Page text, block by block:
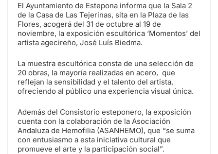
El Ayuntamiento de Estepona informa que la Sala 2
de la Casa de Las Tejerinas, sita en la Plaza de las
Flores, acogerá del 31 de octubre al 19 de
noviembre, la exposición escultórica ‘Momentos’ del
artista agecireño, José Luís Biedma.
La muestra escultórica consta de una selección de
20 obras, la mayoría realizadas en acero, que
reflejan la sensibilidad y el talento del artista,
ofreciendo al público una experiencia visual única.
Además del Consistorio esteponero, la exposición
cuenta con la colaboración de la Asociación
Andaluza de Hemofilia (ASANHEMO), que “se suma
con entusiasmo a esta iniciativa cultural que
promueve el arte y la participación social”.